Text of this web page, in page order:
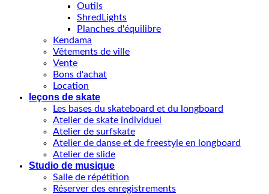
Outils
ShredLights
Planches d'équilibre
Kendama
Vêtements de ville
Vente
Bons d'achat
Location
leçons de skate
Les bases du skateboard et du longboard
Atelier de skate individuel
Atelier de surfskate
Atelier de danse et de freestyle en longboard
Atelier de slide
Studio de musique
Salle de répétition
Réserver des enregistrements